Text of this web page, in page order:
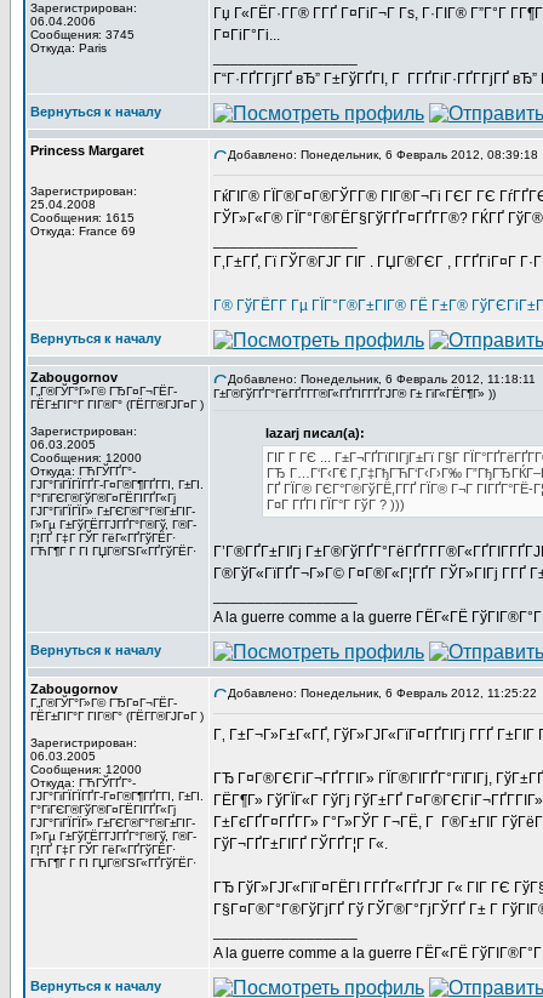
Зарегистрирован:
06.04.2006
Сообщения: 3745
Откуда: Paris
Гџ Г«ГЁГ·Г­Г® Г­ГҐ Г¤ГіГ¬Г Гѕ, Г·ГІГ® Г”Г°Г
Г¤ГіГ°Гі...
Г“Г·ГҐГ­ГјГҐ вЂ” Г±ГўГҐГІ, Г Г­ГҐГіГ·ГҐГ­ГјГҐ
Вернуться к началу
Princess Margaret
Зарегистрирован:
25.04.2008
Сообщения: 1615
Откуда: France 69
Добавлено: Понедельник, 6 Февраль 2012, 08:39:18
ГќГІГ® ГЇГ®Г¤Г®ГЎГ­Г® ГІГ®Г¬Гі ГЄГ ГЄ
ГЎГ»Г«Г® ГЇГ°Г®ГЁГ§ГўГҐГ¤ГҐГ­Г®? ГЌГҐ
Г‚Г±ГҐ, Гї ГЎГ®ГЈГ ГІГ . ГЏГ®ГЄГ , Г­ГҐГіГ¤Г
Г® ГўГЁГ­Г Гµ ГЇГ°Г®Г±ГІГ® ГЁ Г±Г®
Вернуться к началу
Zabougornov
Г„Г®ГЎГ°Г»Г© ГЂГ¤Г¬ГЁГ­
ГЁГ±ГІГ°Г ГІГ®Г° (ГЁГ­Г®ГЈГ¤Г )
Зарегистрирован:
06.03.2005
Сообщения: 12000
Откуда: ГЋГЎГҐГ°-
ГЈГ°ГіГЇГЇГҐГ­-Г¤Г®Г¶ГҐГ­ГІ, Г±ГІ.
Г°ГіГЄГ®ГўГ®Г¤ГЁГІГҐГ«Гј
ГЈГ°ГіГЇГЇГ» Г±ГЄГ®Г°Г®Г±ГІГ­
Г»Гµ Г±ГўГЁГ­ГЈГҐГ°Г®Гў, Г®Г­
Г¦ГҐ Г‡Г ГЎГ ГёГ«ГҐГўГЁГ·
ГЋГ¶Г Г ГІ ГЏГ®ГЅГ«ГҐГўГЁГ·
Добавлено: Понедельник, 6 Февраль 2012, 11:18:11
Г±Г®ГўГҐГ°ГёГҐГ­Г­Г®Г«ГҐГІГ­ГҐГЈГ® Г± ГіГ«ГЁГ¶Г» ))
lazarj писал(а):
ГІГ Г ГЄ ... Г±Г¬ГҐГїГІГјГ±Гї Г§Г
ГЂ Г…Г‘Г‹Г€ Г‚Г‡ГђГЋГ‘Г‹Г›Г‰
ГҐ ГЇГ® ГЄГ°Г®ГўГЁ,Г­ГҐ ГЇГ® Г¬Г ГІГҐГ°ГЁ-
Г¤Г ГҐГІ ГЇГ°Г ГўГ ? )))
Г’Г®ГҐГ±ГІГј
Г®ГўГ«ГїГҐГ¬Г»Г© Г¤Г®Г«Г¦ГҐГ­ ГЎГ»ГІГј Г­ГҐ
A la guerre comme a la guerre ГЁГ«ГЁ
Вернуться к началу
Zabougornov
Г„Г®ГЎГ°Г»Г© ГЂГ¤Г¬ГЁГ­
ГЁГ±ГІГ°Г ГІГ®Г° (ГЁГ­Г®ГЈГ¤Г )
Зарегистрирован:
06.03.2005
Сообщения: 12000
Откуда: ГЋГЎГҐГ°-
ГЈГ°ГіГЇГЇГҐГ­-Г¤Г®Г¶ГҐГ­ГІ, Г±ГІ.
Г°ГіГЄГ®ГўГ®Г¤ГЁГІГҐГ«Гј
ГЈГ°ГіГЇГЇГ» Г±ГЄГ®Г°Г®Г±ГІГ­
Г»Гµ Г±ГўГЁГ­ГЈГҐГ°Г®Гў, Г®Г­
Г¦ГҐ Г‡Г ГЎГ ГёГ«ГҐГўГЁГ·
ГЋГ¶Г Г ГІ ГЏГ®ГЅГ«ГҐГўГЁГ·
Добавлено: Понедельник, 6 Февраль 2012, 11:25:22
Г‚ Г±Г¬Г»Г±Г«ГҐ, ГўГ»ГЈГ«ГїГ¤ГҐГІГј Г­ГҐ
ГЂ Г¤Г®ГЄГіГ¬ГҐГ­ГІГ» ГЇГ®ГІГҐГ°ГїГІГј,
ГЁГ¶Г» ГўГЇГ«Г ГўГј ГўГ±ГҐ
Г±ГєГҐГ¤ГҐГ­Г» Г°Г»ГЎГ Г¬ГЁ, Г Г®Г±ГІГ
ГўГ¬ГҐГ±ГІГҐ ГЎГҐГ¦Г Г«.
ГЂ ГўГ»ГЈГ«ГїГ¤ГЁГІ Г­ГҐГ«ГҐГЈГ Г« ГІГ ГЄ
Г§Г¤Г®Г°Г®ГўГјГҐ Гў ГЎГ®Г°ГјГЎГҐ Г± Г
A la guerre comme a la guerre ГЁГ«ГЁ
Вернуться к началу